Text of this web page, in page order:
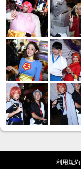
利用規約